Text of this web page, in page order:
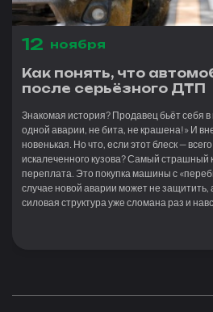
12 ноября
Как понять, что
после серьёзного ДТП
Знакомая история? Продавец бьёт себя
одной аварии, не бита, не крашена!» И
новенькая. Но что, если этот блеск —
искалеченного кузова? Самый страшный
переплата. Это покупка машины с
случае новой аварии может не защитить,
силовая структура уже сломана раз и